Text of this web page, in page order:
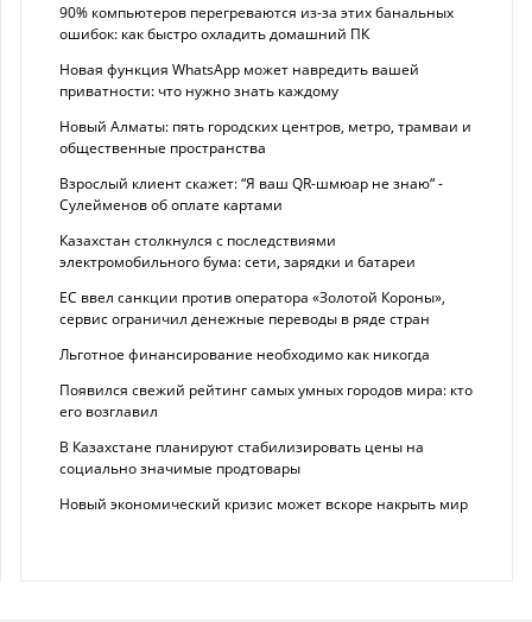
90% компьютеров перегреваются из-за этих банальных
ошибок: как быстро охладить домашний ПК
Новая функция WhatsApp может навредить вашей
приватности: что нужно знать каждому
Новый Алматы: пять городских центров, метро, трамваи и
общественные пространства
Взрослый клиент скажет: “Я ваш QR-шмюар не знаю“ -
Сулейменов об оплате картами
Казахстан столкнулся с последствиями
электромобильного бума: сети, зарядки и батареи
ЕС ввел санкции против оператора «Золотой Короны»,
сервис ограничил денежные переводы в ряде стран
Льготное финансирование необходимо как никогда
Появился свежий рейтинг самых умных городов мира: кто
его возглавил
В Казахстане планируют стабилизировать цены на
социально значимые продтовары
Новый экономический кризис может вскоре накрыть мир